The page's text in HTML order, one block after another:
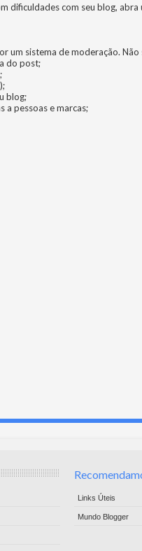
dificuldades com seu blog,
um sistema de moderação.
do post;
blog;
a pessoas e marcas;
Links Úteis
Mundo Blogger